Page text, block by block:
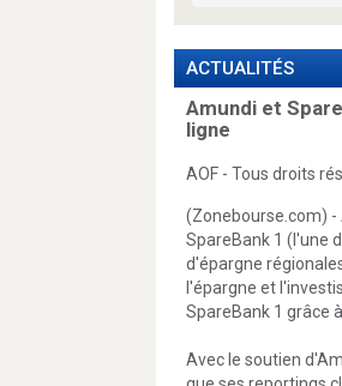
ACTUALITÉS
Amundi et
ligne
AOF - Tous droits
(Zonebourse.com)
SpareBank 1 (l'une
d'épargne
l'épargne et
SpareBank 1 grâce
Avec le soutien